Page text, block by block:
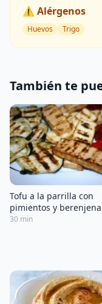
⚠️ Alérgenos
Huevos Trigo
También te
Tofu a la parrilla con
pimientos y berenjena
30 min